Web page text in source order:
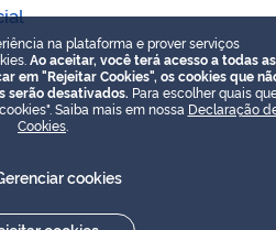
na plataforma e prover serviços
Ao aceitar, você terá acesso a todas as
em "Rejeitar Cookies", os cookies que
serão desativados. Para escolher quais
Saiba mais em nossa Declaração
Cookies
cookies